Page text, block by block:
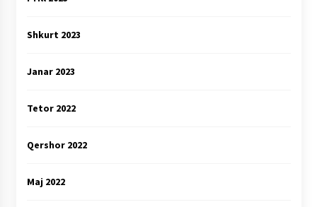
Shkurt 2023
Janar 2023
Tetor 2022
Qershor 2022
Maj 2022